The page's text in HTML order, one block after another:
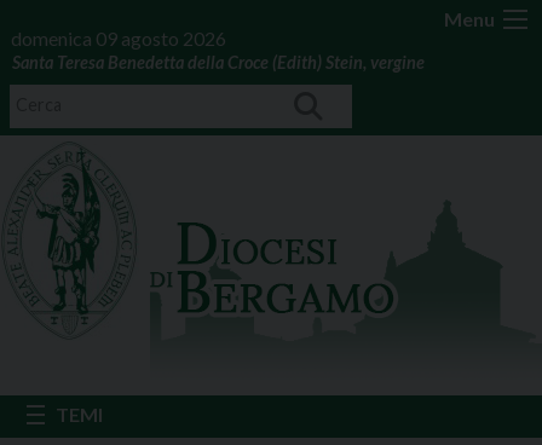
Menu
domenica 09 agosto 2026
Santa Teresa Benedetta della Croce (Edith) Stein, vergine